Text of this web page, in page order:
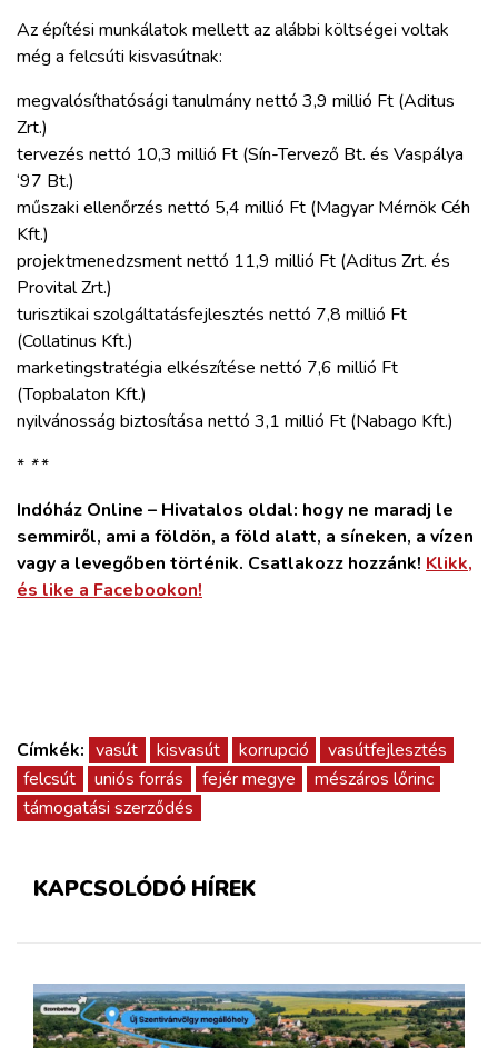
Az építési munkálatok mellett az alábbi költségei voltak
még a felcsúti kisvasútnak:
megvalósíthatósági tanulmány nettó 3,9 millió Ft (Aditus
Zrt.)
tervezés nettó 10,3 millió Ft (Sín-Tervező Bt. és Vaspálya
‘97 Bt.)
műszaki ellenőrzés nettó 5,4 millió Ft (Magyar Mérnök Céh
Kft.)
projektmenedzsment nettó 11,9 millió Ft (Aditus Zrt. és
Provital Zrt.)
turisztikai szolgáltatásfejlesztés nettó 7,8 millió Ft
(Collatinus Kft.)
marketingstratégia elkészítése nettó 7,6 millió Ft
(Topbalaton Kft.)
nyilvánosság biztosítása nettó 3,1 millió Ft (Nabago Kft.)
* **
Indóház Online – Hivatalos oldal: hogy ne maradj le
semmiről, ami a földön, a föld alatt, a síneken, a vízen
vagy a levegőben történik. Csatlakozz hozzánk! Klikk,
és like a Facebookon!
Címkék: vasút kisvasút korrupció
vasútfejlesztés
felcsút
uniós forrás fejér megye
mészáros lőrinc
támogatási szerződés
KAPCSOLÓDÓ HÍREK